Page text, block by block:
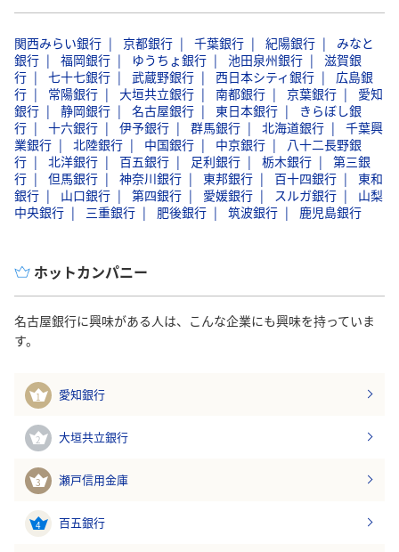
関西みらい銀行 京都銀行 千葉銀行 紀陽銀行
みなと
銀行
福岡銀行 ゆうちょ銀行 池田泉州銀行
滋賀銀
行
七十七銀行 武蔵野銀行 西日本シティ銀行
広島銀
行
常陽銀行 大垣共立銀行 南都銀行 京葉銀行
愛知
銀行
静岡銀行 名古屋銀行 東日本銀行
きらぼし銀
行
十六銀行 伊予銀行 群馬銀行 北海道銀行
千葉興
業銀行
北陸銀行 中国銀行 中京銀行
八十二長野銀
行
北洋銀行 百五銀行 足利銀行 栃木銀行
第三銀
行
但馬銀行 神奈川銀行 東邦銀行 百十四銀行
東和
銀行
山口銀行 第四銀行 愛媛銀行 スルガ銀行
山梨
中央銀行
三重銀行 肥後銀行 筑波銀行 鹿児島銀行
ホットカンパニー
名古屋銀行に興味がある人は、こんな企業にも興味を持っていま
す。
1 愛知銀行
2 大垣共立銀行
3 瀬戸信用金庫
4 百五銀行